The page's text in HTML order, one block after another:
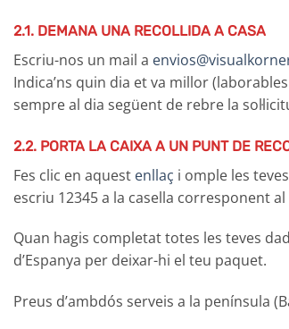
2.1. DEMANA UNA RECOLLIDA A CASA
Escriu-nos un mail a
Indica’ns quin dia et va millor
sempre al dia següent de rebre la
2.2. PORTA LA CAIXA A UN PUNT DE
Fes clic en aquest enllaç i omple les
escriu 12345 a la casella corresponent
Quan hagis completat totes les teves
d’Espanya per deixar-hi el teu paquet.
Preus d’ambdós serveis a la península